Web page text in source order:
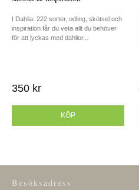
I Dahlia: 222 sorter, odling, skötsel och
inspiration får du veta allt du behöver
för att lyckas med dahlior...
350 kr
KÖP
Besöksadress